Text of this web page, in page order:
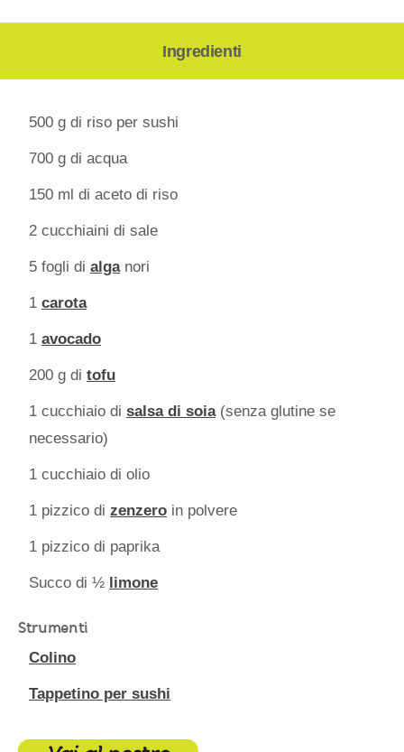
Ingredienti
500 g di riso per sushi
700 g di acqua
150 ml di aceto di riso
2 cucchiaini di sale
5 fogli di alganori
1 carota
1 avocado
200 g di tofu
1 cucchiaio di salsa di soia(senza glutine se
necessario)
1 cucchiaio di olio
1 pizzico di zenzero in polvere
1 pizzico di paprika
Succo di ½ limone
Strumenti
Colino
Tappetino per sushi